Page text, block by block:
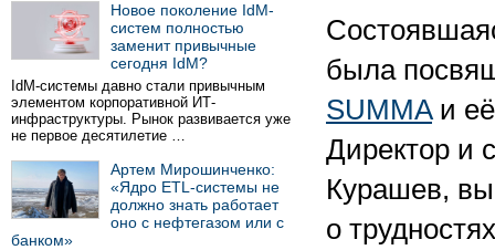
Новое поколение IdM-
систем полностью
заменит привычные
сегодня IdM?
IdM-системы давно стали привычным
элементом корпоративной ИТ-
инфраструктуры. Рынок развивается уже
не первое десятилетие …
Артем Мирошинченко:
«Ядро ETL-системы не
должно знать работает
оно с нефтегазом или с
банком»
была
SUMMAи её
Директор и
Курашев,
о